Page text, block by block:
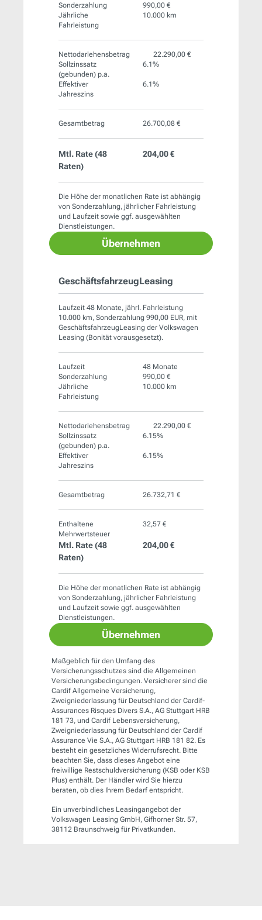
Sonderzahlung
990,00 €
Jährliche
Fahrleistung
10.000 km
Nettodarlehensbetrag
22.290,00 €
Sollzinssatz
(gebunden) p.a.
6.1%
Effektiver
Jahreszins
6.1%
Gesamtbetrag 26.700,08 €
Mtl. Rate (48
Raten)
204,00 €
Die Höhe der monatlichen Rate ist abhängig
von Sonderzahlung, jährlicher Fahrleistung
und Laufzeit sowie ggf. ausgewählten
Dienstleistungen.
Übernehmen
GeschäftsfahrzeugLeasing
Laufzeit 48 Monate, jährl. Fahrleistung
10.000 km, Sonderzahlung 990,00 EUR, mit
GeschäftsfahrzeugLeasing der Volkswagen
Leasing (Bonität vorausgesetzt).
Laufzeit
48 Monate
Sonderzahlung
990,00 €
Jährliche
Fahrleistung
10.000 km
Nettodarlehensbetrag
22.290,00 €
Sollzinssatz
(gebunden) p.a.
6.15%
Effektiver
Jahreszins
6.15%
Gesamtbetrag 26.732,71 €
Enthaltene
Mehrwertsteuer
32,57 €
Mtl. Rate (48
Raten)
204,00 €
Die Höhe der monatlichen Rate ist abhängig
von Sonderzahlung, jährlicher Fahrleistung
und Laufzeit sowie ggf. ausgewählten
Dienstleistungen.
Übernehmen
Maßgeblich für den Umfang des
Versicherungsschutzes sind die Allgemeinen
Versicherungsbedingungen. Versicherer sind die
Cardif Allgemeine Versicherung,
Zweigniederlassung für Deutschland der Cardif-
Assurances Risques Divers S.A., AG Stuttgart HRB
181 73, und Cardif Lebensversicherung,
Zweigniederlassung für Deutschland der Cardif
Assurance Vie S.A., AG Stuttgart HRB 181 82. Es
besteht ein gesetzliches Widerrufsrecht. Bitte
beachten Sie, dass dieses Angebot eine
freiwillige Restschuldversicherung (KSB oder KSB
Plus) enthält. Der Händler wird Sie hierzu
beraten, ob dies Ihrem Bedarf entspricht.
Ein unverbindliches Leasingangebot der
Volkswagen Leasing GmbH, Gifhorner Str. 57,
38112 Braunschweig für Privatkunden.